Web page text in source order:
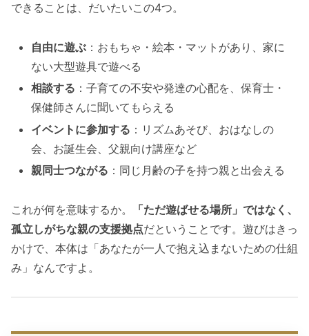
できることは、だいたいこの4つ。
自由に遊ぶ ：おもちゃ・絵本・マットがあり、家に
ない大型遊具で遊べる
相談する ：子育ての不安や発達の心配を、保育士・
保健師さんに聞いてもらえる
イベントに参加する ：リズムあそび、おはなしの
会、お誕生会、父親向け講座など
親同士つながる ：同じ月齢の子を持つ親と出会える
これが何を意味するか。
「ただ遊ばせる場所」ではなく、
孤立しがちな親の支援拠点だということです。遊びはきっ
かけで、本体は「あなたが一人で抱え込まないための仕組
み」なんですよ。